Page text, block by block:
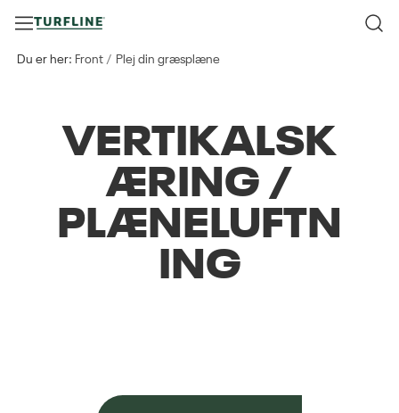
Du er her: Front Plej din græsplæne
VERTIKALSK
ÆRING /
PLÆNELUFTN
ING